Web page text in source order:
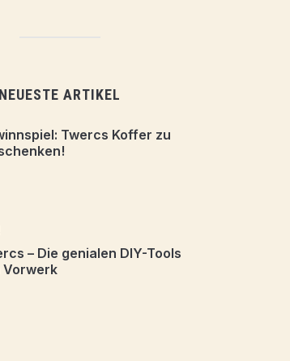
NEUESTE ARTIKEL
Twercs Koffer zu
– Die genialen DIY-Tools
Vorwerk